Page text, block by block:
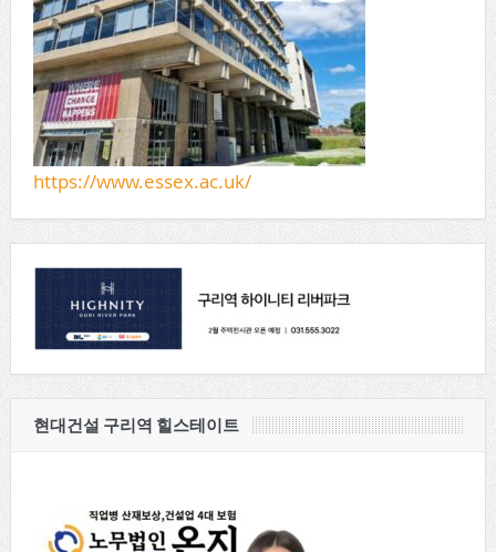
https://www.essex.ac.uk/
현대건설 구리역 힐스테이트